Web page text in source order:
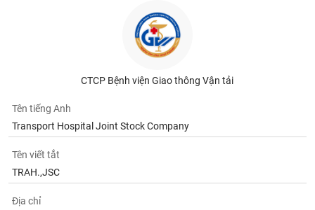
CTCP Bệnh viện Giao thông Vận tải
Tên tiếng Anh
Transport Hospital Joint Stock Company
Tên viết tắt
TRAH.,JSC
Địa chỉ